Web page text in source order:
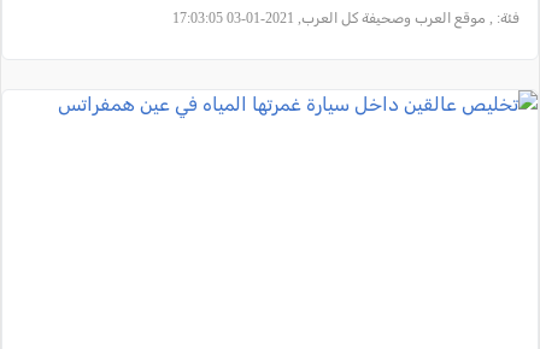
فئة: , موقع العرب وصحيفة كل العرب, 2021-01-03 17:03:05